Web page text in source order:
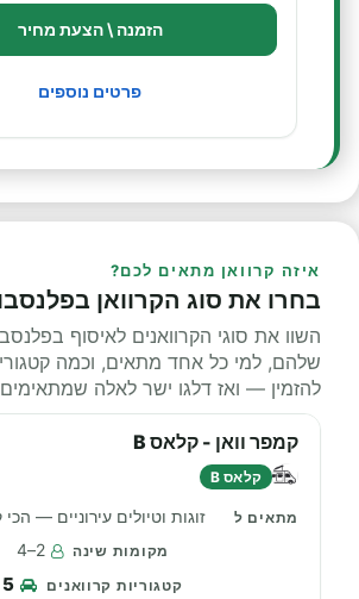
הזמנה \ הצעת מחיר
פרטים נוספים
איזה קרוואן מתאים לכם?
בחרו את סוג הקרוואן
השוו את סוגי הקרוואנים לאיסוף
שלהם, למי כל אחד מתאים, וכמה
להזמין — ואז דלגו ישר לאלה
קמפר וואן - קלאס B
קלאס B
זוגות וטיולים עירוניים —
2–4
5